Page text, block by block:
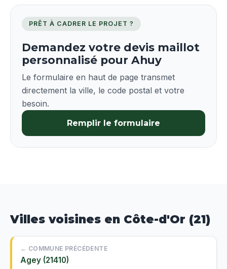
PRÊT À CADRER LE PROJET ?
Demandez votre devis maillot
personnalisé pour Ahuy
Le formulaire en haut de page transmet
directement la ville, le code postal et votre
besoin.
Remplir le formulaire
Villes voisines en Côte-d'Or (21)
← COMMUNE PRÉCÉDENTE
Agey (21410)